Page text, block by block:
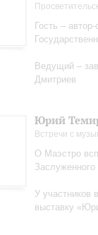
Гость –
Ведущий –
Дмитриев
Юрий
Встречи с
О Маэстро
У участников
выставку